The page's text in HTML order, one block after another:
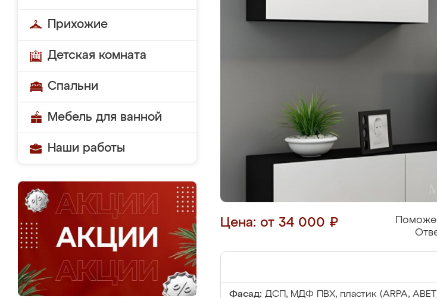
Прихожие
Детская комната
Спальни
Мебель для ванной
Наши работы
Цена: от 34 000 ₽
Фасад: ДСП, МДФ ПВХ, пластик (ARPA,